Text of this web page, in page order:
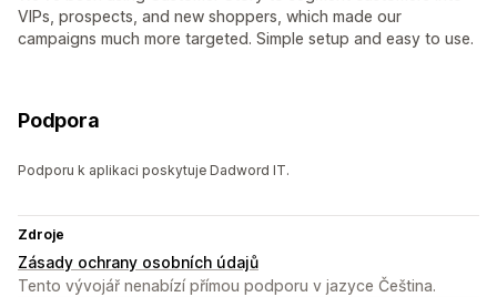
VIPs, prospects, and new shoppers, which made our
campaigns much more targeted. Simple setup and easy to use.
Podpora
Podporu k aplikaci poskytuje Dadword IT.
Zdroje
Zásady ochrany osobních údajů
Tento vývojář nenabízí přímou podporu v jazyce Čeština.